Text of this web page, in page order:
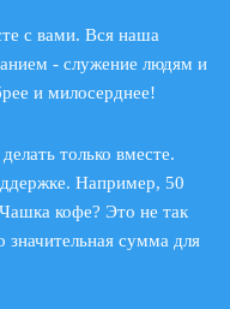
с вами. Вся наша
- служение людям и
и милосерднее!
только вместе.
Например, 50
кофе? Это не так
сумма для